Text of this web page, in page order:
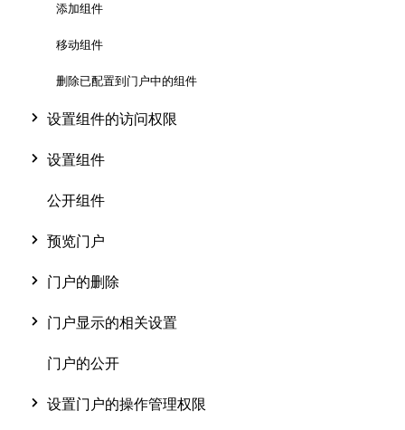
添加组件
移动组件
删除已配置到门户中的组件
设置组件的访问权限
设置组件
公开组件
预览门户
门户的删除
门户显示的相关设置
门户的公开
设置门户的操作管理权限